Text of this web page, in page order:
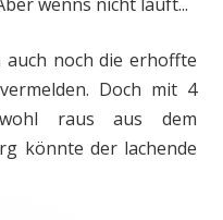
noch die erhoffte
Doch mit 4
raus aus dem
könnte der lachende